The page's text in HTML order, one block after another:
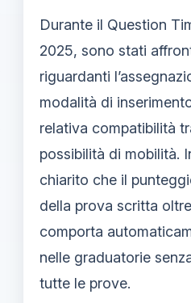
Durante il Question
2025, sono stati
riguardanti
modalità di
relativa compatibilità
possibilità di mobilità.
chiarito che il
della prova scritta
comporta
nelle graduatorie
tutte le prove.